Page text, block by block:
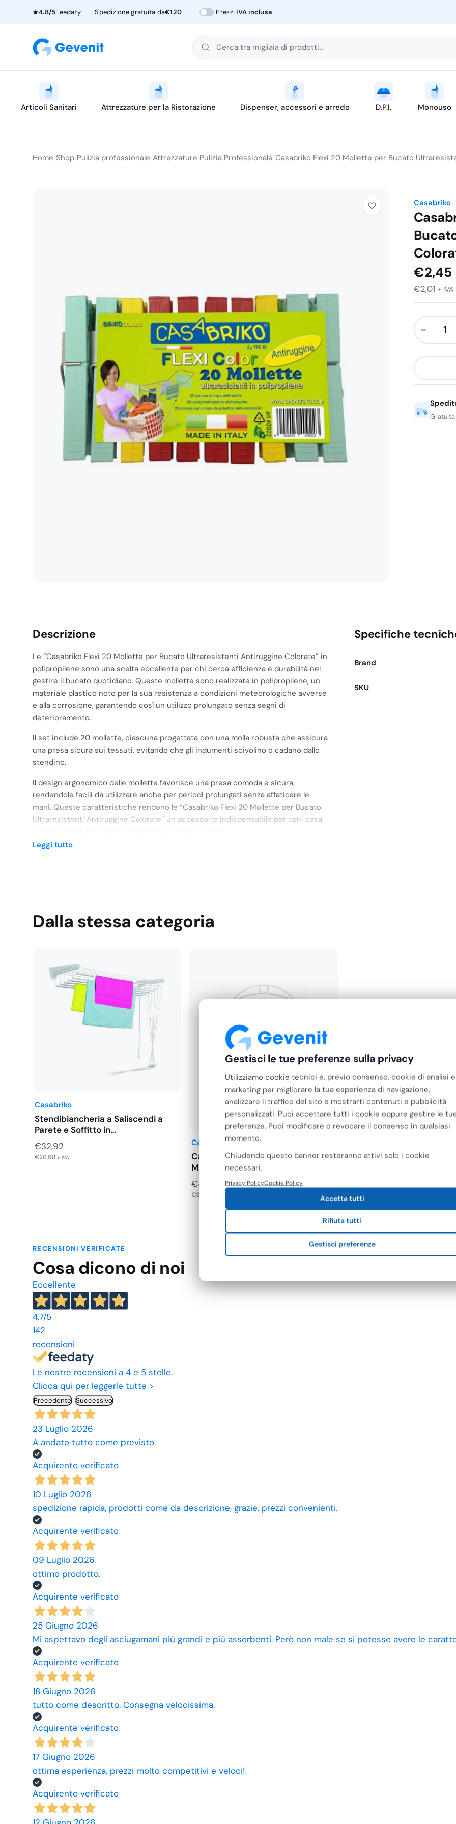
4.8/5Feedaty · Spedizione gratuita da€120 · Prezzi IVA inclusa
Cerca tra migliaia di prodotti...
Articoli Sanitari Attrezzature per la Ristorazione Dispenser, accessori e arredo D.P.I. Monouso
Home Shop Pulizia professionale Attrezzature Pulizia Professionale Casabriko Flexi 20 Mollette per Bucato
Casabriko
€2,45
€2,01 + IVA
Casabriko
20
Mollette
Bucato
−
Descrizione
Le “Casabriko Flexi 20 Mollette per Bucato Ultraresistenti Antiruggine Colorate” in
polipropilene sono una scelta eccellente per chi cerca efficienza e durabilità nel
gestire il bucato quotidiano. Queste mollette sono realizzate in polipropilene, un
materiale plastico noto per la sua resistenza a condizioni meteorologiche avverse
e alla corrosione, garantendo così un utilizzo prolungato senza segni di
deterioramento.
Il set include 20 mollette, ciascuna progettata con una molla robusta che assicura
una presa sicura sui tessuti, evitando che gli indumenti scivolino o cadano dallo
stendino.
Il design ergonomico delle mollette favorisce una presa comoda e sicura,
rendendole facili da utilizzare anche per periodi prolungati senza affaticare le
mani. Queste caratteristiche rendono le “Casabriko Flexi 20 Mollette per Bucato
Ultraresistenti Antiruggine Colorate” un accessorio indispensabile per ogni casa,
Leggi tutto
Specifiche
Brand
SKU
Dalla stessa categoria
Casabriko
Stendibiancheria a Saliscendi a
Parete e Soffitto in…
€32,92
€26,98 + IVA
Casabriko
Casabriko Flexi Cestino Porta
Mollette Bucato
€4,74
€3,89
RECENSIONI VERIFICATE
Cosa dicono di noi
Eccellente
4,7/5
142
recensioni
Le nostre recensioni a 4 e 5 stelle.
Clicca qui per leggerle tutte >
Precedente Successivo
23 Luglio 2026
A andato tutto come previsto
Acquirente verificato
10 Luglio 2026
spedizione rapida, prodotti come da descrizione, grazie. prezzi convenienti.
Acquirente verificato
09 Luglio 2026
ottimo prodotto.
Acquirente verificato
25 Giugno 2026
Mi aspettavo degli asciugamani più grandi e più assorbenti. Però non male se si potesse avere le
Acquirente verificato
18 Giugno 2026
tutto come descritto. Consegna velocissima.
Acquirente verificato
17 Giugno 2026
ottima esperienza, prezzi molto competitivi e veloci!
Acquirente verificato
Gestisci le tue preferenze sulla privacy
Utilizziamo cookie tecnici e, previo consenso, cookie di analisi e
marketing per migliorare la tua esperienza di navigazione,
analizzare il traffico del sito e mostrarti contenuti e pubblicità
personalizzati. Puoi accettare tutti i cookie oppure gestire le
preferenze. Puoi modificare o revocare il consenso in qualsiasi
momento.
Chiudendo questo banner resteranno attivi solo i cookie
necessari.
Privacy PolicyCookie Policy
Accetta tutti
Rifiuta tutti
Gestisci preferenze